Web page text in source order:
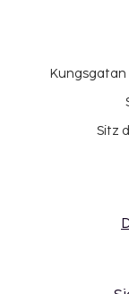
Kungsgatan
Sitz